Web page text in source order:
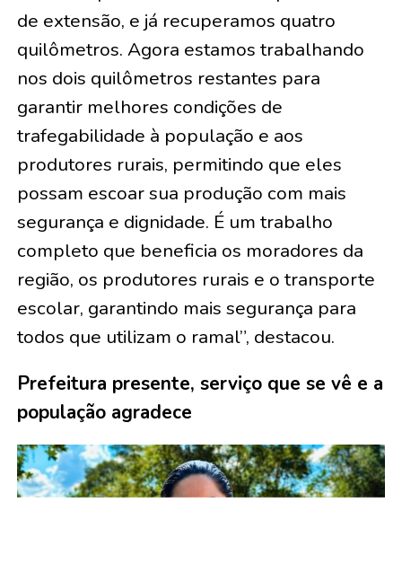
de extensão, e já recuperamos quatro
quilômetros. Agora estamos trabalhando
nos dois quilômetros restantes para
garantir melhores condições de
trafegabilidade à população e aos
produtores rurais, permitindo que eles
possam escoar sua produção com mais
segurança e dignidade. É um trabalho
completo que beneficia os moradores da
região, os produtores rurais e o transporte
escolar, garantindo mais segurança para
todos que utilizam o ramal”, destacou.
Prefeitura presente, serviço que se vê e a
população agradece